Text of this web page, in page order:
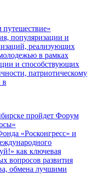
путешествие»
популяризации и
реализующих
в рамках
и способствующих
патриотическому
в
пройдет Форум
«Росконгресс» и
как ключевая
вопросов развития
обмена лучшими